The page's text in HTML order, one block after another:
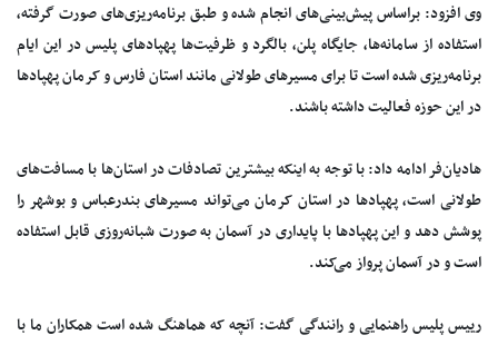
وی افزود: براساس پیش‌بینی‌های انجام شده و طبق برنامه‌ریزی‌های صورت گرفته،
استفاده از سامانه‌ها، جایگاه پلن، بالگرد و ظرفیت‌ها پهپادهای پلیس در این ایام
برنامه‌ریزی شده است تا برای مسیرهای طولانی مانند استان فارس و کرمان پهپادها
در این حوزه فعالیت داشته باشند.
هادیان‌فر ادامه داد: با توجه به اینکه بیشترین تصادفات در استان‌ها با مسافت‌های
طولانی است، پهپادها در استان کرمان می‌تواند مسیرهای بندرعباس و بوشهر را
پوشش دهد و این پهپادها با پایداری در آسمان به صورت شبانه‌روزی قابل استفاده
است و در آسمان پرواز می‌کند.
رییس پلیس راهنمایی و رانندگی گفت: آنچه که هماهنگ شده است همکاران ما با